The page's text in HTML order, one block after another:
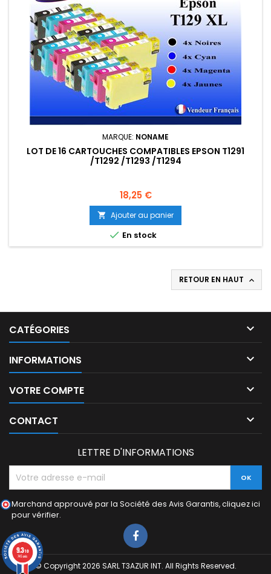
MARQUE: NONAME
LOT DE 16 CARTOUCHES COMPATIBLES EPSON T1291
/T1292 /T1293 /T1294
Prix
18,25 €
 Ajouter au panier
 En stock
RETOUR EN HAUT 
CATÉGORIES 
INFORMATIONS 
VOTRE COMPTE 
CONTACT 
LETTRE D'INFORMATIONS
Marchand approuvé par la Société des Avis Garantis,cliquez ici
pour vérifier.
© Copyright 2026 SARL T3AZUR INT. All Rights Reserved.
9.3/10
745 avis